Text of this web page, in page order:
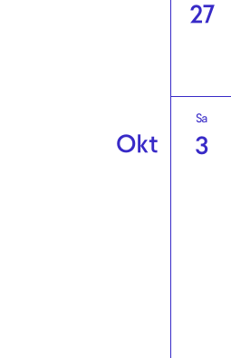
27
Okt
Sa
3